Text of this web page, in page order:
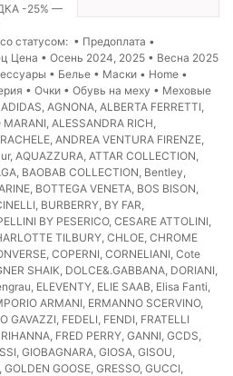
-25% —
статусом: • Предоплата •
Цена • Осень 2024, 2025 • Весна 2025
• Белье • Маски • Home •
• Очки • Обувь на меху • Меховые
AGNONA, ALBERTA FERRETTI,
ALESSANDRA RICH,
ANDREA VENTURA FIRENZE,
AQUAZZURA, ATTAR COLLECTION,
BAOBAB COLLECTION, Bentley,
BOTTEGA VENETA, BOS BISON,
BURBERRY, BY FAR,
BY PESERICO, CESARE ATTOLINI,
TILBURY, CHLOE, CHROME
COPERNI, CORNELIANI, Cote
SHAIK, DOLCE&.GABBANA, DORIANI,
ELEVENTY, ELIE SAAB, Elisa Fanti,
ARMANI, ERMANNO SCERVINO,
GAVAZZI, FEDELI, FENDI, FRATELLI
FRED PERRY, GANNI, GCDS,
GIOBAGNARA, GIOSA, GISOU,
GOOSE, GRESSO, GUCCI,